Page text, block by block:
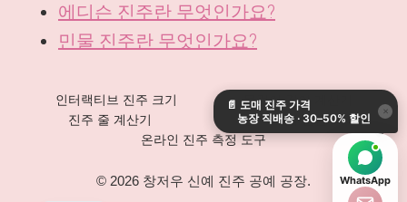
에디슨 진주란 무엇인가요?
민물 진주란 무엇인가요?
인터랙티브 진주 크기
목걸이 길이 계산기
진주 줄 계산기
진주 무게 변환기
온라인 진주 측정 도구
© 2026 창저우 신예 진주 공예 공장.
📄 도매 진주 가격
농장 직배송 · 30–50% 할인
×
WhatsApp
IT
DE